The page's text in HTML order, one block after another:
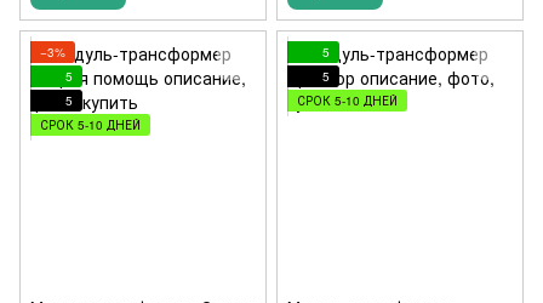
−3%
5
5
СРОК 5-10 ДНЕЙ
5
5
СРОК 5-10 ДНЕЙ